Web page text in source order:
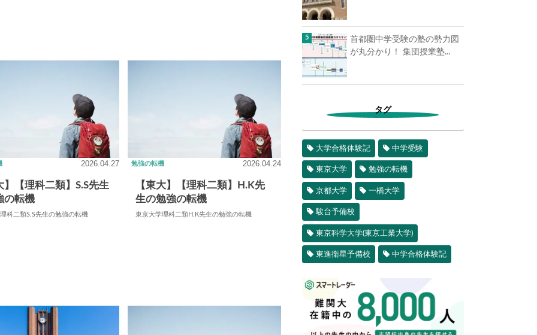
2026.04.27
】【理科二類】S.S先生
の転機
科二類S.S先生の勉強の転機
勉強の転機 2026.04.24
【東大】【理科二類】H.K先
生の勉強の転機
東京大学理科二類H.K先生の勉強の転機
首都圏中学受験の塾の勢力図
が丸分かり！ 集団授業塾...
タグ
大学合格体験記 中学受験
東京大学 勉強の転機
京都大学 一橋大学
駿台予備校
東京科学大学(東京工業大学)
東進衛星予備校 中学合格体験記